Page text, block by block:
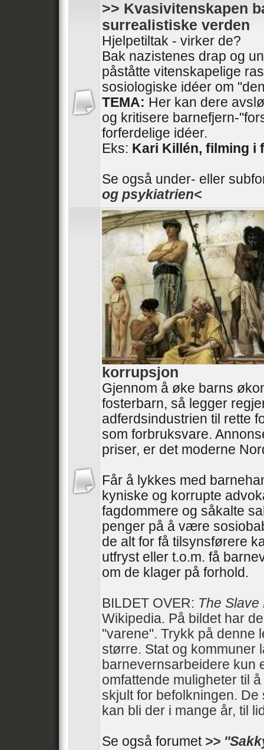
>> Kvasivitenskapen
surrealistiske verden
Hjelpetiltak - virker de?
Bak nazistenes drap og
påståtte vitenskapelige
sosiologiske idéer om
TEMA: Her kan dere
og kritisere barnefjern-
forferdelige idéer.
Eks: Kari Killén, filming i
Se også under- eller
og psykiatrien<
korrupsjon
Gjennom å øke barns
fosterbarn, så legger
adferdsindustrien til rette
som forbruksvare.
priser, er det moderne
Får å lykkes med
kyniske og korrupte
fagdommere og såkalte
penger på å være
de alt for få tilsynsførere
utfryst eller t.o.m. få
om de klager på forhold.
BILDET OVER: The Slave
Wikipedia. På bildet har
"varene". Trykk på denne
større. Stat og kommuner
barnevernsarbeidere kun
omfattende muligheter til
skjult for befolkningen.
kan bli der i mange år, til
Se også forumet >>